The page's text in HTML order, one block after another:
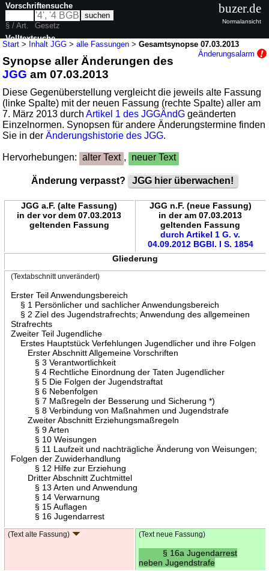
Start > Inhalt JGG >alle Fassungen >Gesamtsynopse 07.03.2013
Änderungsalarm
Synopse aller Änderungen des
JGG am 07.03.2013
Diese Gegenüberstellung vergleicht die jeweils alte Fassung
(linke Spalte) mit der neuen Fassung (rechte Spalte) aller am
7. März 2013 durchArtikel 1 des JGGÄndG geänderten
Einzelnormen. Synopsen für andere Änderungstermine finden
Sie in derÄnderungshistorie des JGG.
Hervorhebungen: alter Text , neuer Text
Änderung verpasst? JGG hier überwachen!
JGG a.F. (alte Fassung)
in der vor dem 07.03.2013
geltenden Fassung
JGG n.F. (neue Fassung)
in der am 07.03.2013
geltenden Fassung
durch Artikel 1 G. v.
04.09.2012 BGBl. I S. 1854
Gliederung
(Textabschnitt unverändert)
Erster Teil Anwendungsbereich
§ 1 Persönlicher und sachlicher Anwendungsbereich
§ 2 Ziel des Jugendstrafrechts; Anwendung des allgemeinen
Strafrechts
Zweiter Teil Jugendliche
Erstes Hauptstück Verfehlungen Jugendlicher und ihre Folgen
Erster Abschnitt Allgemeine Vorschriften
§ 3 Verantwortlichkeit
§ 4 Rechtliche Einordnung der Taten Jugendlicher
§ 5 Die Folgen der Jugendstraftat
§ 6 Nebenfolgen
§ 7 Maßregeln der Besserung und Sicherung *)
§ 8 Verbindung von Maßnahmen und Jugendstrafe
Zweiter Abschnitt Erziehungsmaßregeln
§ 9 Arten
§ 10 Weisungen
§ 11 Laufzeit und nachträgliche Änderung von Weisungen;
Folgen der Zuwiderhandlung
§ 12 Hilfe zur Erziehung
Dritter Abschnitt Zuchtmittel
§ 13 Arten und Anwendung
§ 14 Verwarnung
§ 15 Auflagen
§ 16 Jugendarrest
(Text alte Fassung) (Text neue Fassung)
§ 16a Jugendarrest
neben Jugendstrafe
Vorschriftensuche
§ / Art.
Gesetz
Volltextsuche
nur in JGG
buzer.de
Normalansicht